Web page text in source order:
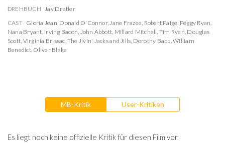
DREHBUCH Jay Dratler
CAST Gloria Jean, Donald O'Connor,Jane Frazee, Robert Paige, Peggy Ryan,
Nana Bryant, Irving Bacon, John Abbott, Millard Mitchell, Tim Ryan, Douglas
Scott, Virginia Brissac,The Jivin' Jacks and Jills, Dorothy Babb,William
Benedict, Oliver Blake
MB-Kritik User-Kritiken
Es liegt noch keine offizielle Kritik für diesen Film vor.